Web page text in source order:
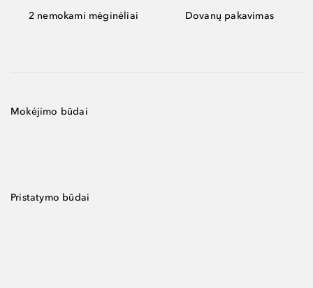
2 nemokami mėginėliai Dovanų pakavimas
Mokėjimo būdai
Pristatymo būdai